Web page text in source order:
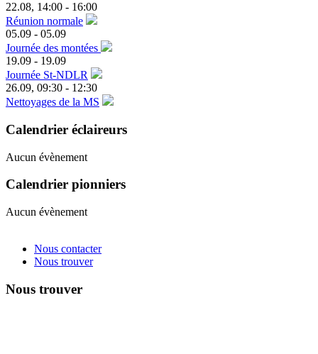
22.08, 14:00 - 16:00
Réunion normale
05.09 - 05.09
Journée des montées
19.09 - 19.09
Journée St-NDLR
26.09, 09:30 - 12:30
Nettoyages de la MS
Calendrier éclaireurs
Aucun évènement
Calendrier pionniers
Aucun évènement
Nous contacter
Nous trouver
Nous trouver